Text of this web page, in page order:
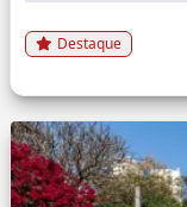
Destaque